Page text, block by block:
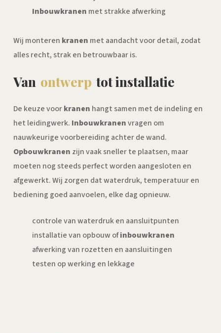
Inbouwkranen met strakke afwerking
Wij monteren kranen met aandacht voor detail, zodat
alles recht, strak en betrouwbaar is.
Van ontwerp tot installatie
De keuze voorkranen hangt samen met de indeling en
het leidingwerk. Inbouwkranenvragen om
nauwkeurige voorbereiding achter de wand.
Opbouwkranen zijn vaak sneller te plaatsen, maar
moeten nog steeds perfect worden aangesloten en
afgewerkt. Wij zorgen dat waterdruk, temperatuur en
bediening goed aanvoelen, elke dag opnieuw.
controle van waterdruk en aansluitpunten
installatie van opbouw ofinbouwkranen
afwerking van rozetten en aansluitingen
testen op werking en lekkage